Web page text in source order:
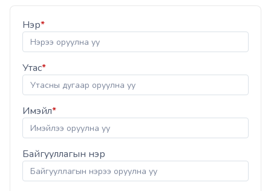
Нэр*
Утас*
Имэйл*
Байгууллагын нэр